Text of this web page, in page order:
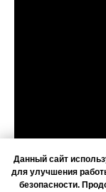
Данный сайт
для улучшения
безопасности.